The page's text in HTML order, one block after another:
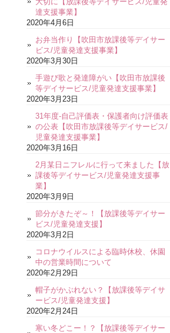
達支援事業】
2020年4月6日
お弁当作り【吹田市放課後等デイサー
ビス/児童発達支援事業】
2020年3月30日
手遊び歌と発達障がい【吹田市放課後
等デイサービス/児童発達支援事業】
2020年3月23日
31年度-自己評価表・保護者向け評価表
の公表【吹田市放課後等デイサービス/
児童発達支援事業】
2020年3月16日
2月某日ニフレルに行って来ました【放
課後等デイサービス/児童発達支援事
業】
2020年3月9日
節分がきたぞ～！【放課後等デイサー
ビス/児童発達支援】
2020年3月2日
コロナウイルスによる臨時休校、休園
中の営業時間について
2020年2月29日
帽子がかぶれない？【放課後等デイサ
ービス/児童発達支援】
2020年2月24日
寒い冬どこー！？【放課後等デイサー